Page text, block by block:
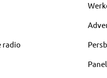
radio
Panel